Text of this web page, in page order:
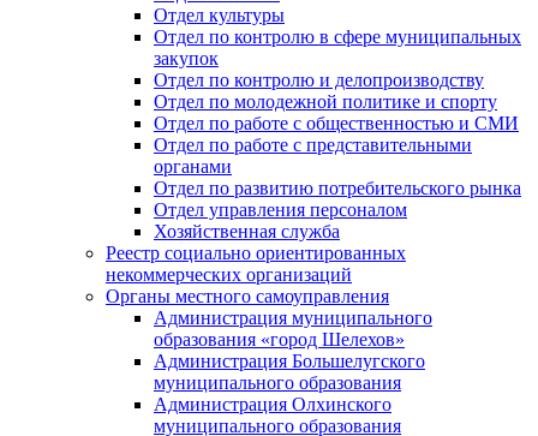
Отдел культуры
Отдел по контролю в сфере муниципальных
закупок
Отдел по контролю и делопроизводству
Отдел по молодежной политике и спорту
Отдел по работе с общественностью и СМИ
Отдел по работе с представительными
органами
Отдел по развитию потребительского рынка
Отдел управления персоналом
Хозяйственная служба
Реестр социально ориентированных
некоммерческих организаций
Органы местного самоуправления
Администрация муниципального
образования «город Шелехов»
Администрация Большелугского
муниципального образования
Администрация Олхинского
муниципального образования